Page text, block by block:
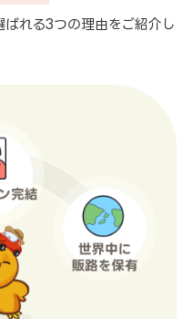
れる3つの理由をご紹介し